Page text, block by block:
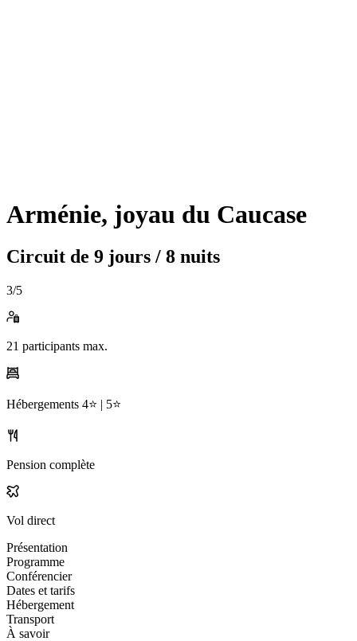
Arménie, joyau du Caucase
Circuit de 9 jours / 8 nuits
3/5
21 participants max.
Hébergements 4⭐️ | 5⭐️
Pension complète
Vol direct
Présentation
Programme
Conférencier
Dates et tarifs
Hébergement
Transport
À savoir